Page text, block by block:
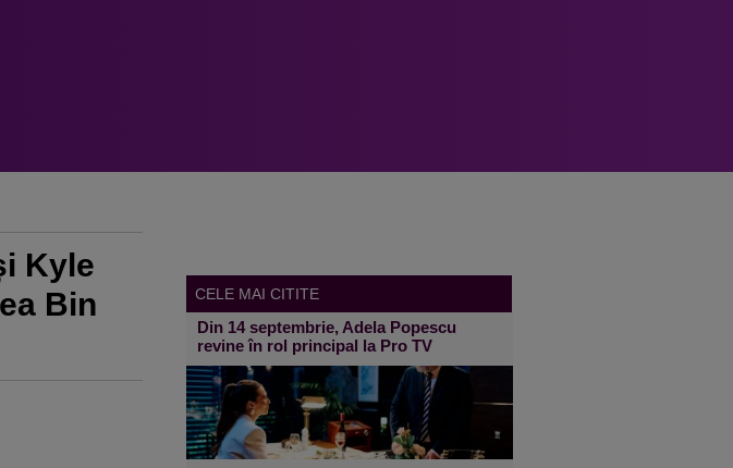
Kyle
Bin
CELE MAI CITITE
Din 14 septembrie, Adela Popescu
revine în rol principal la Pro TV